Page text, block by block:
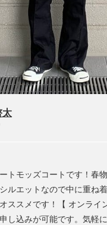
太
トモッズコートです！春
ルエットなので中に重ね
ススメです！【 オンライ
し込みが可能です。気軽